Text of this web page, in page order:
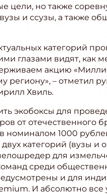
цели, но также
и ссузы, а также
категорий
глазами видят, как
акцию
региону», – отметил
Хвиль.
экобоксы для
от отечественного
номиналом 1000
категорий (вузы и
для
среди
и для
И абсолютно все
ПОДПИСАТЬСЯ